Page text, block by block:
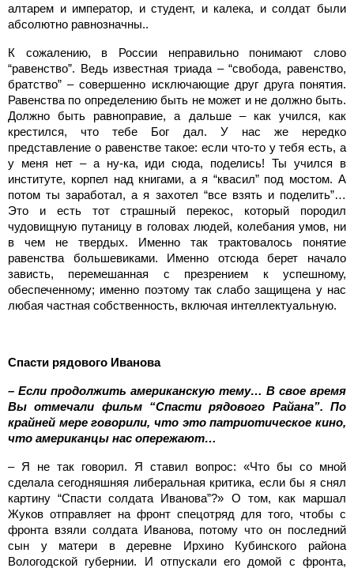
алтарем и император, и студент, и калека, и солдат были
абсолютно равнозначны..
К сожалению, в России неправильно понимают слово
“равенство”. Ведь известная триада – “свобода, равенство,
братство” – совершенно исключающие друг друга понятия.
Равенства по определению быть не может и не должно быть.
Должно быть равноправие, а дальше – как учился, как
крестился, что тебе Бог дал. У нас же нередко
представление о равенстве такое: если что-то у тебя есть, а
у меня нет – а ну-ка, иди сюда, поделись! Ты учился в
институте, корпел над книгами, а я “квасил” под мостом. А
потом ты заработал, а я захотел “все взять и поделить”…
Это и есть тот страшный перекос, который породил
чудовищную путаницу в головах людей, колебания умов, ни
в чем не твердых. Именно так трактовалось понятие
равенства большевиками. Именно отсюда берет начало
зависть, перемешанная с презрением к успешному,
обеспеченному; именно поэтому так слабо защищена у нас
любая частная собственность, включая интеллектуальную.
Спасти рядового Иванова
– Если продолжить американскую тему… В свое время
Вы отмечали фильм “Спасти рядового Райана”. По
крайней мере говорили, что это патриотическое кино,
что американцы нас опережают…
– Я не так говорил. Я ставил вопрос: «Что бы со мной
сделала сегодняшняя либеральная критика, если бы я снял
картину “Спасти солдата Иванова”?» О том, как маршал
Жуков отправляет на фронт спецотряд для того, чтобы с
фронта взяли солдата Иванова, потому что он последний
сын у матери в деревне Ирхино Кубинского района
Вологодской губернии. И отпускали его домой с фронта,